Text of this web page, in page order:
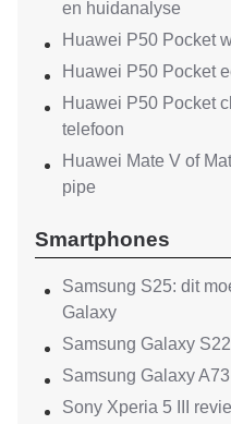
en huidanalyse
Huawei P50 Pocket
Huawei P50 Pocket
Huawei P50 Pocket
telefoon
Huawei Mate V of
pipe
Smartphones
Samsung S25: dit
Galaxy
Samsung Galaxy
Samsung Galaxy
Sony Xperia 5 III